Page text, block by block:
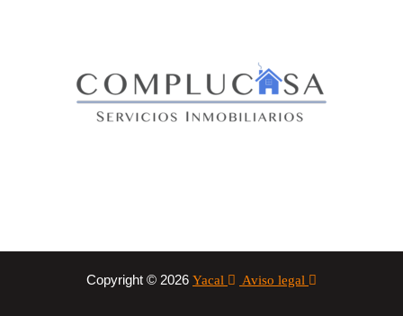
Copyright © 2026 Yacal Aviso legal